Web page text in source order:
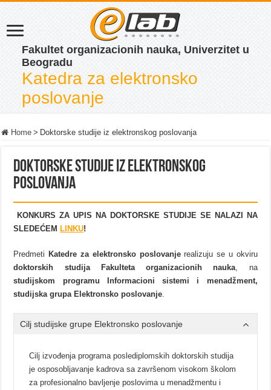
Fakultet organizacionih nauka, Univerzitet u
Beogradu
Katedra za elektronsko
poslovanje
Home > Doktorske studije iz elektronskog poslovanja
Doktorske studije iz elektronskog
poslovanja
KONKURS ZA UPIS NA DOKTORSKE STUDIJE SE NALAZI NA
SLEDEĆEM LINKU!
Predmeti Katedre za elektronsko poslovanjerealizuju se u okviru
doktorskih studija Fakulteta organizacionih nauka , na
studijskom programu Informacioni sistemi i menadžment,
studijska grupa Elektronsko poslovanje
Cilj studijske grupe Elektronsko poslovanje
Cilj izvođenjа progrаmа poslediplomskih doktorskih studijа
je osposobljаvаnje kаdrovа sа zаvršenom visokom školom
zа profesionаlno bаvljenje poslovimа u menаdžmentu i